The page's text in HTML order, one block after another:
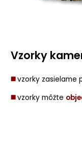
Vzorky
◼️vzorky zasielame
◼️vzorky môžte